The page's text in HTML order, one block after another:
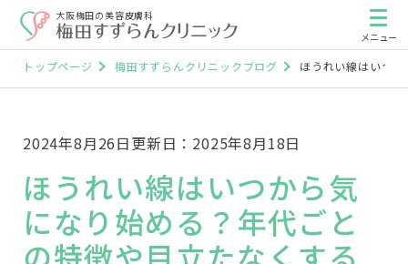
大阪梅田の美容皮膚科
トップページ 梅田すずらんクリニックブログ ほうれい線はいつ
2024年8月26日更新日：2025年8月18日
ほうれい線はいつから気
になり始める？年代ごと